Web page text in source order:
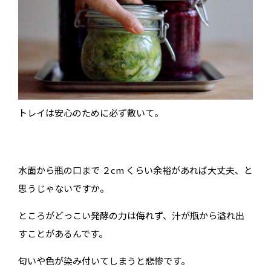
トレイは安心のために必ず敷いて。
水面から瓶の口まで ２cm くらい余裕があれば大丈夫、と
思うじゃないですか。
ところがどっこい発酵の力は侮れず、汁が瓶から溢れ出
すことがあるんです。
匂いや色が染み付いてしまうと悲惨です。